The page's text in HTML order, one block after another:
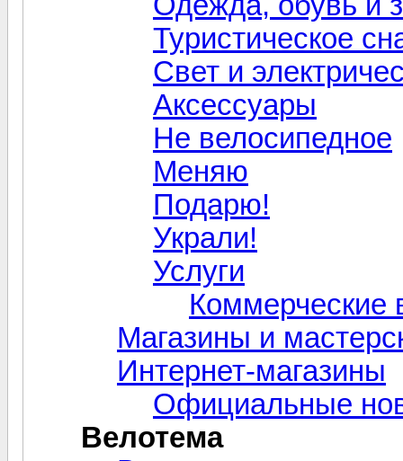
Туристическое
Свет и
Aксессуары
Не велосипедное
Меняю
Подарю!
Украли!
Услуги
Коммерческие
Магазины и
Интернет-магазины
Официальные
Велотема